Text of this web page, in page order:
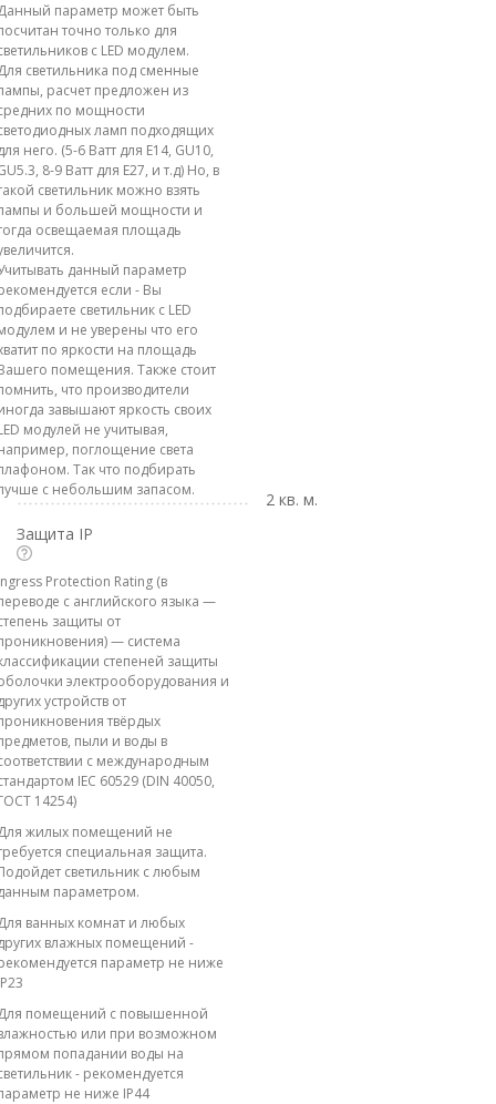
параметр может быть
точно только для
с LED модулем.
светильника под сменные
расчет предложен из
по мощности
ламп подходящих
него. (5-6 Ватт для E14, GU10,
8-9 Ватт для E27, и т.д) Но, в
светильник можно взять
и большей мощности и
освещаемая площадь
данный параметр
если - Вы
светильник с LED
и не уверены что его
по яркости на площадь
помещения. Также стоит
что производители
завышают яркость своих
модулей не учитывая,
поглощение света
Так что подбирать
с небольшим запасом.
2 кв. м.
Защита IP
Protection Rating (в
с английского языка —
защиты от
— система
степеней защиты
электрооборудования и
устройств от
твёрдых
пыли и воды в
с международным
IEC 60529 (DIN 40050,
14254)
жилых помещений не
специальная защита.
светильник с любым
параметром.
ванных комнат и любых
влажных помещений -
параметр не ниже
помещений с повышенной
или при возможном
попадании воды на
- рекомендуется
не ниже IP44